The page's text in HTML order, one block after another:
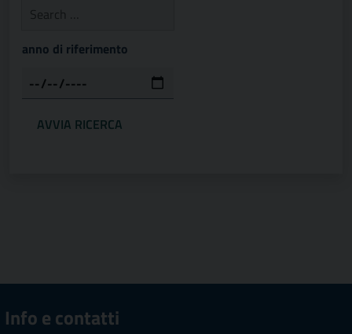
anno di riferimento
Info e contatti